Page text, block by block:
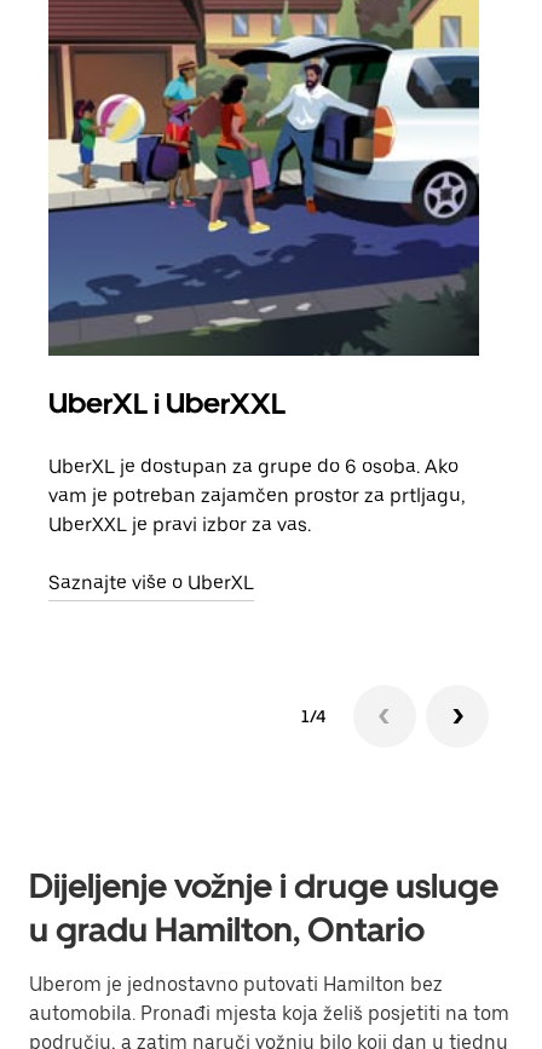
UberXL i UberXXL
UberXL je dostupan za grupe do 6 osoba. Ako
vam je potreban zajamčen prostor za prtljagu,
UberXXL je pravi izbor za vas.
Saznajte više o UberXL
1/4
Dijeljenje vožnje i druge usluge
u gradu Hamilton, Ontario
Uberom je jednostavno putovati Hamilton bez
automobila. Pronađi mjesta koja želiš posjetiti na tom
području, a zatim naruči vožnju bilo koji dan u tjednu